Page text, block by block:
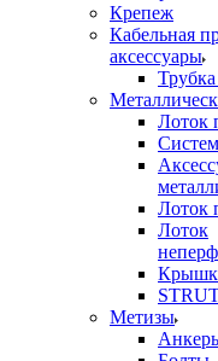
Крепеж
Кабельная
аксессуары
Лоток
Лоток
Лоток
Метизы